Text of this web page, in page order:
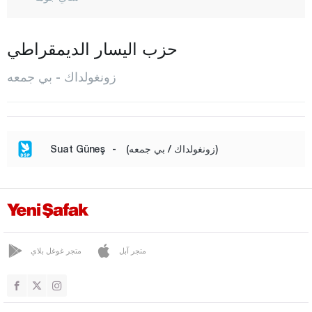
ديفريك
علوان بزارجيك
فليوس
جليك
غولوش
جومالي
كارابينار
حزب اليسار الديمقراطي
زونغولداك - بي جمعه
Suat Güneş - (زونغولداك / بي جمعه)
متجر غوغل بلاي متجر آبل